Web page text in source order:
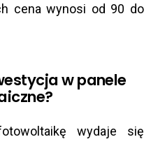
cena wynosi od 90 do
w panele
wydaje się